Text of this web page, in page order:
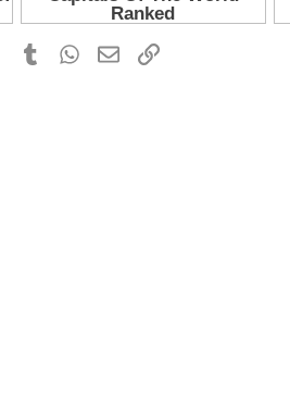
PinterestTumblrWhatsApp
EmailLink